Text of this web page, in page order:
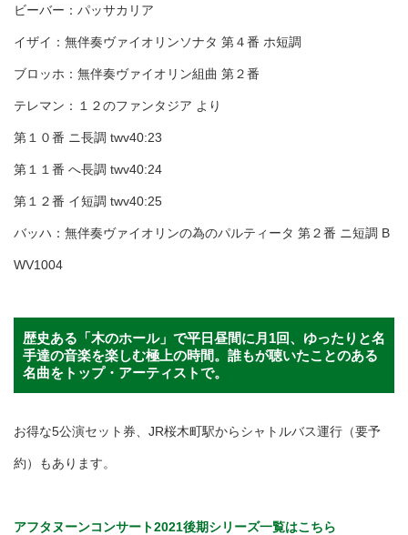
ビーバー：パッサカリア
イザイ：無伴奏ヴァイオリンソナタ 第４番 ホ短調
ブロッホ：無伴奏ヴァイオリン組曲 第２番
テレマン：１２のファンタジア より
第１０番 ニ長調 twv40:23
第１１番 へ長調 twv40:24
第１２番 イ短調 twv40:25
バッハ：無伴奏ヴァイオリンの為のパルティータ 第２番 ニ短調 B
WV1004
歴史ある「木のホール」で平日昼間に月1回、ゆったりと名
手達の音楽を楽しむ極上の時間。誰もが聴いたことのある
名曲をトップ・アーティストで。
お得な5公演セット券、JR桜木町駅からシャトルバス運行（要予
約）もあります。
アフタヌーンコンサート2021後期シリーズ一覧はこちら